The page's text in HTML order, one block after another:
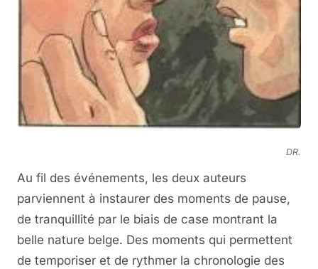
DR.
Au fil des événements, les deux auteurs
parviennent à instaurer des moments de pause,
de tranquillité par le biais de case montrant la
belle nature belge. Des moments qui permettent
de temporiser et de rythmer la chronologie des